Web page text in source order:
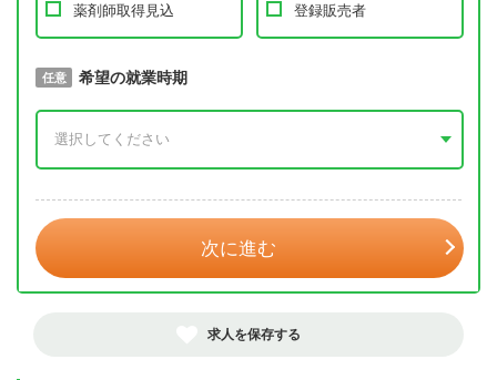
薬剤師取得見込 登録販売者
必須 取得予定年
任意 希望の就業時期
次に進む
求人を保存する